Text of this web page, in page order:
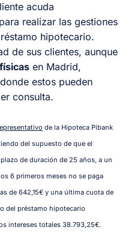
acuda
realizar las gestiones
hipotecario.
de sus clientes, aunque
en Madrid,
estos pueden
consulta.
de la Hipoteca Pibank
del supuesto de que el
de duración de 25 años, a un
6 primeros meses no se paga
de 642,15€ y una última cuota de
del préstamo hipotecario
intereses totales 38.793,25€.